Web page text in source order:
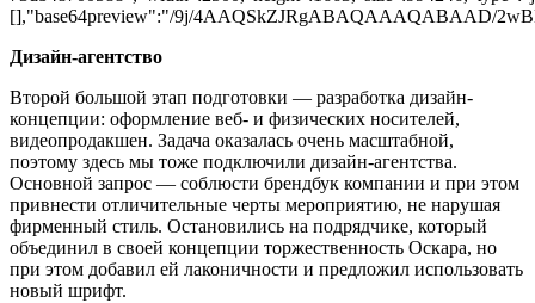
[],"base64preview":"/9j/4AAQSkZJRgABAQAAAQABAAD/
Дизайн-агентство
Второй большой этап подготовки — разработка дизайн-
концепции: оформление веб- и физических носителей,
видеопродакшен. Задача оказалась очень масштабной,
поэтому здесь мы тоже подключили дизайн-агентства.
Основной запрос — соблюсти брендбук компании и при этом
привнести отличительные черты мероприятию, не нарушая
фирменный стиль. Остановились на подрядчике, который
объединил в своей концепции торжественность Оскара, но
при этом добавил ей лаконичности и предложил использовать
новый шрифт.